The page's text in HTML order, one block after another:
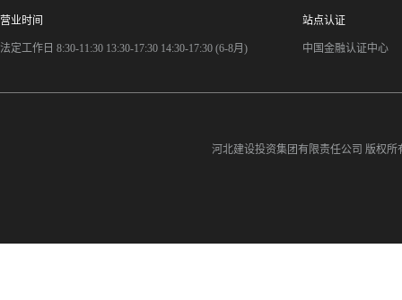
营业时间
法定工作日 8:30-11:30 13:30-17:30 14:30-17:30 (6-8月)
站点认证
中国金融认证中心
河北建设投资集团有限责任公司 版权所